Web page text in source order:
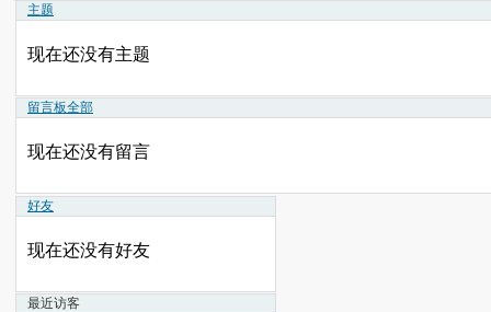
主题
现在还没有主题
留言板全部
现在还没有留言
好友
现在还没有好友
最近访客